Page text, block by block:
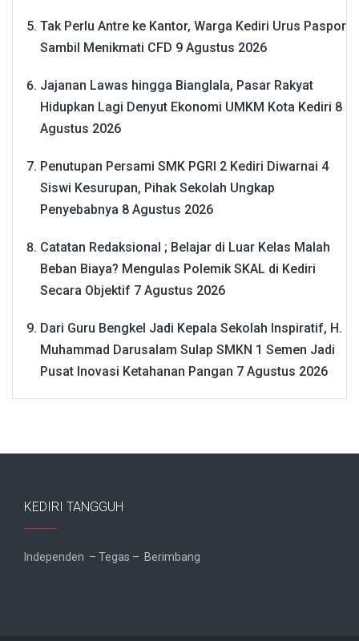
Tak Perlu Antre ke Kantor, Warga Kediri Urus Paspor
Sambil Menikmati CFD 9 Agustus 2026
Jajanan Lawas hingga Bianglala, Pasar Rakyat
Hidupkan Lagi Denyut Ekonomi UMKM Kota Kediri 8
Agustus 2026
Penutupan Persami SMK PGRI 2 Kediri Diwarnai 4
Siswi Kesurupan, Pihak Sekolah Ungkap
Penyebabnya 8 Agustus 2026
Catatan Redaksional ; Belajar di Luar Kelas Malah
Beban Biaya? Mengulas Polemik SKAL di Kediri
Secara Objektif 7 Agustus 2026
Dari Guru Bengkel Jadi Kepala Sekolah Inspiratif, H.
Muhammad Darusalam Sulap SMKN 1 Semen Jadi
Pusat Inovasi Ketahanan Pangan 7 Agustus 2026
KEDIRI TANGGUH
Independen – Tegas – Berimbang